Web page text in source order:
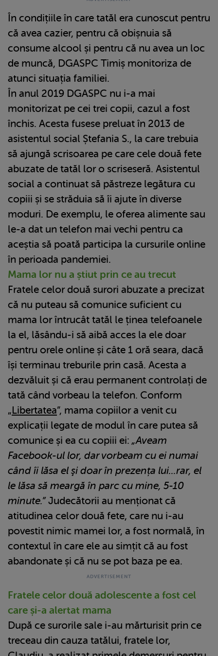
În condițiile în care tatăl era cunoscut pentru
că avea cazier, pentru că obișnuia să
consume alcool și pentru că nu avea un loc
de muncă, DGASPC Timiș monitoriza de
atunci situația familiei.
În anul 2019 DGASPC nu i-a mai
monitorizat pe cei trei copii, cazul a fost
închis. Acesta fusese preluat în 2013 de
asistentul social Ștefania S., la care trebuia
să ajungă scrisoarea pe care cele două fete
abuzate de tatăl lor o scriseseră. Asistentul
social a continuat să păstreze legătura cu
copiii și se străduia să îi ajute în diverse
moduri. De exemplu, le oferea alimente sau
le-a dat un telefon mai vechi pentru ca
aceștia să poată participa la cursurile online
în perioada pandemiei.
Mama lor nu a știut prin ce au trecut
Fratele celor două surori abuzate a precizat
că nu puteau să comunice suficient cu
mama lor întrucât tatăl le ținea telefoanele
la el, lăsându-i să aibă acces la ele doar
pentru orele online și câte 1 oră seara, dacă
își terminau treburile prin casă. Acesta a
dezvăluit și că erau permanent controlați de
tată când vorbeau la telefon. Conform
„Libertatea”, mama copiilor a venit cu
explicații legate de modul în care putea să
comunice și ea cu copiii ei: „Aveam
Facebook-ul lor, dar vorbeam cu ei numai
când îi lăsa el şi doar în prezența lui...rar, el
le lăsa să meargă în parc cu mine, 5-10
minute.”Judecătorii au menționat că
atitudinea celor două fete, care nu i-au
povestit nimic mamei lor, a fost normală, în
contextul în care ele au simțit că au fost
abandonate și că nu se pot baza pe ea.
Fratele celor două adolescente a fost cel
care și-a alertat mama
După ce surorile sale i-au mărturisit prin ce
treceau din cauza tatălui, fratele lor,